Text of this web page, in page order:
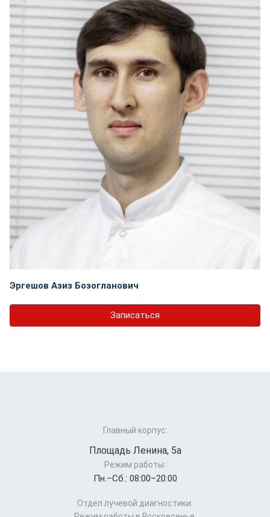
Эргешов Азиз Бозогланович
Записаться
Главный корпус:
Площадь Ленина, 5а
Режим работы:
Пн.–Cб.: 08:00–20:00
Отдел лучевой диагностики: